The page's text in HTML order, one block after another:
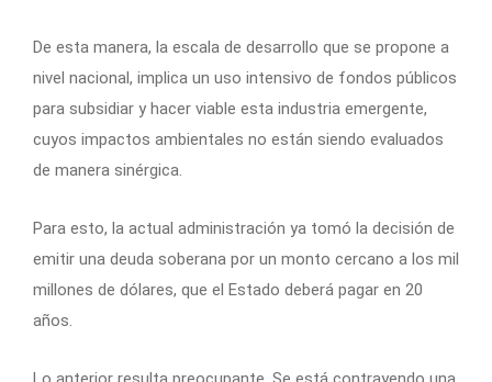
De esta manera, la escala de desarrollo que se propone a
nivel nacional, implica un uso intensivo de fondos públicos
para subsidiar y hacer viable esta industria emergente,
cuyos impactos ambientales no están siendo evaluados
de manera sinérgica.
Para esto, la actual administración ya tomó la decisión de
emitir una deuda soberana por un monto cercano a los mil
millones de dólares, que el Estado deberá pagar en 20
años.